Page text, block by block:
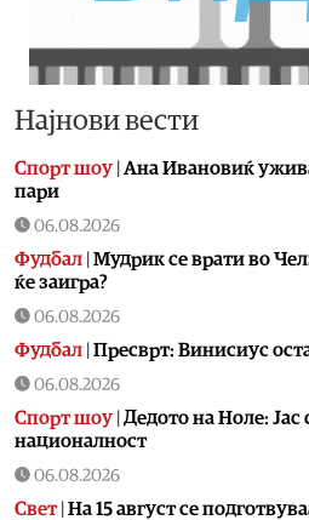
Најнови вести
Спорт шоу | Aна Ивановиќ
пари
06.08.2026
Фудбал | Мудрик се врати во
ќе заигра?
06.08.2026
Фудбал | Пресврт: Винисиус
06.08.2026
Спорт шоу | Дедото на Ноле: Јас
националност
06.08.2026
Свет| На 15 август се